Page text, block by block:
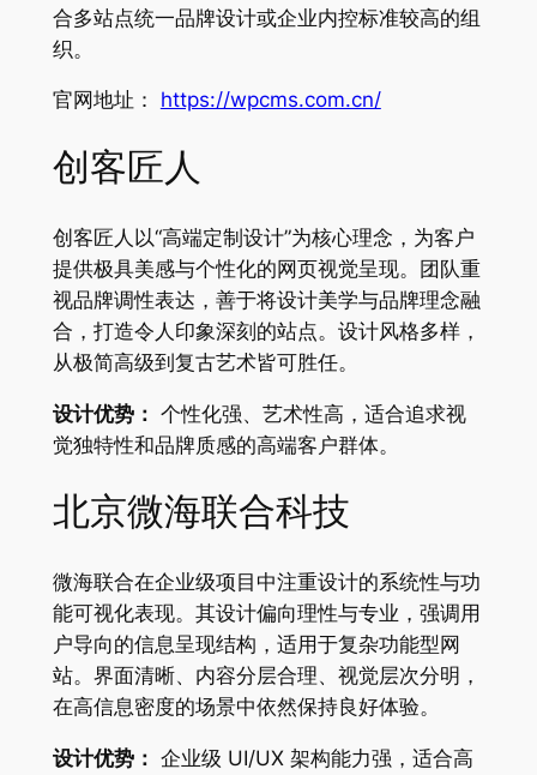
合多站点统一品牌设计或企业内控标准较高的组
织。
官网地址： https://wpcms.com.cn/
创客匠人
创客匠人以“高端定制设计”为核心理念，为客户
提供极具美感与个性化的网页视觉呈现。团队重
视品牌调性表达，善于将设计美学与品牌理念融
合，打造令人印象深刻的站点。设计风格多样，
从极简高级到复古艺术皆可胜任。
设计优势： 个性化强、艺术性高，适合追求视
觉独特性和品牌质感的高端客户群体。
北京微海联合科技
微海联合在企业级项目中注重设计的系统性与功
能可视化表现。其设计偏向理性与专业，强调用
户导向的信息呈现结构，适用于复杂功能型网
站。界面清晰、内容分层合理、视觉层次分明，
在高信息密度的场景中依然保持良好体验。
设计优势： 企业级 UI/UX 架构能力强，适合高